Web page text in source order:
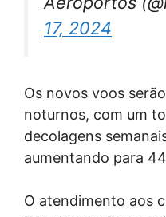
17, 2024
Os novos voos
noturnos, com um
decolagens
aumentando para
O atendimento aos